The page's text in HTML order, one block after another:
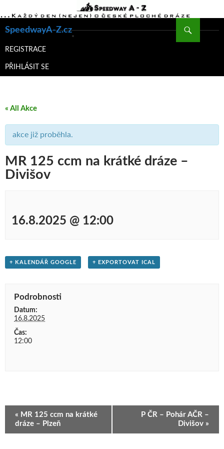
SpeedwayA-Z.cz
K
WEBU
REGISTRACE
PŘIHLÁSIT SE
« All Akce
akce již proběhla.
MR 125 ccm na krátké dráze –
Divišov
16.8.2025 @ 12:00
+ KALENDÁŘ GOOGLE + EXPORTOVAT ICAL
Podrobnosti
Datum:
16.8.2025
Čas:
12:00
Navigace
pro
Akce
« MR 125 ccm na krátké
dráze – Plzeň
P ČR – Pohár AČR –
Divišov »